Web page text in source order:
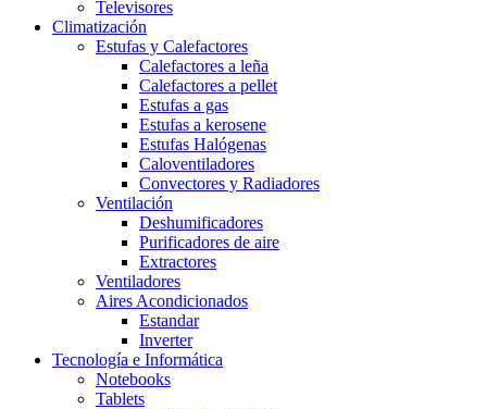
Televisores
Climatización
Estufas y Calefactores
Calefactores a leña
Calefactores a pellet
Estufas a gas
Estufas a kerosene
Estufas Halógenas
Caloventiladores
Convectores y Radiadores
Ventilación
Deshumificadores
Purificadores de aire
Extractores
Ventiladores
Aires Acondicionados
Estandar
Inverter
Tecnología e Informática
Notebooks
Tablets